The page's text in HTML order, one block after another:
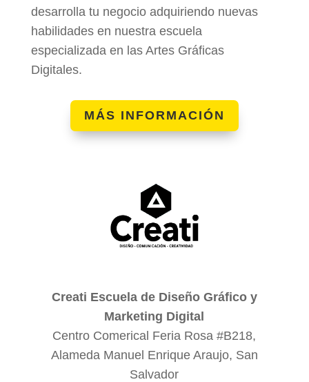
desarrolla tu negocio adquiriendo nuevas
habilidades en nuestra escuela
especializada en las Artes Gráficas
Digitales.
MÁS INFORMACIÓN
Creati Escuela de Diseño Gráfico y
Marketing Digital
Centro Comerical Feria Rosa #B218,
Alameda Manuel Enrique Araujo, San
Salvador